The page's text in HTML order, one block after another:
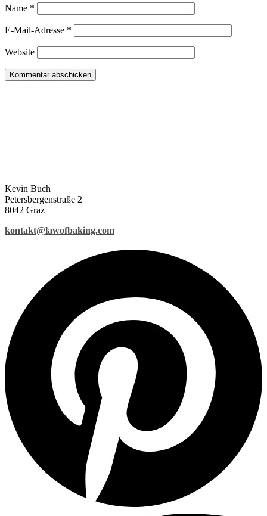
Name *
E-Mail-Adresse *
Website
Kevin Buch
Petersbergenstraße 2
8042 Graz
kontakt@lawofbaking.com